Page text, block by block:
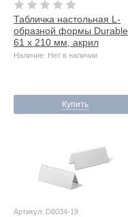
Табличка настольная L-
образной формы Durable,
61 x 210 мм, акрил
Наличие: Нет в наличии
Купить
Артикул: D8034-19